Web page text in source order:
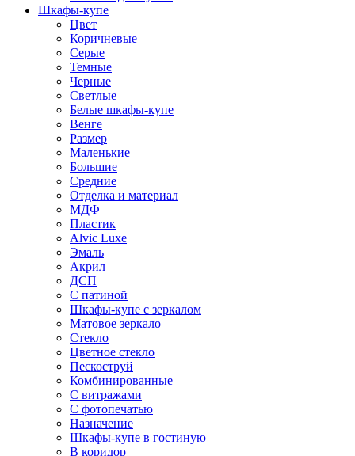
Шкафы-купе
Цвет
Коричневые
Серые
Темные
Черные
Светлые
Белые шкафы-купе
Венге
Размер
Маленькие
Большие
Средние
Отделка и материал
МДФ
Пластик
Alvic Luxe
Эмаль
Акрил
ДСП
С патиной
Шкафы-купе с зеркалом
Матовое зеркало
Стекло
Цветное стекло
Пескоструй
Комбинированные
С витражами
С фотопечатью
Назначение
Шкафы-купе в гостиную
В коридор